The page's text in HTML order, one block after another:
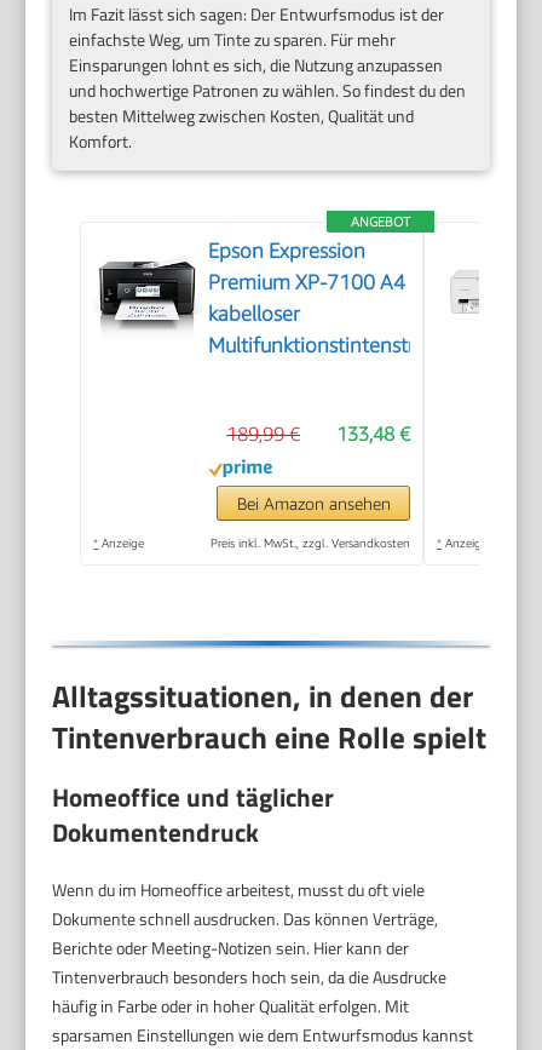
Im Fazit lässt sich sagen: Der Entwurfsmodus ist der
einfachste Weg, um Tinte zu sparen. Für mehr
Einsparungen lohnt es sich, die Nutzung anzupassen
und hochwertige Patronen zu wählen. So findest du den
besten Mittelweg zwischen Kosten, Qualität und
Komfort.
ANGEBOT
Epson Expression
Premium XP-7100 A4
kabelloser
Multifunktionstintenstrahldrucker
133,48 €
189,99 €
Bei Amazon ansehen
* Anzeige Preis inkl. MwSt., zzgl. Versandkosten * Anzeige
Alltagssituationen, in denen der
Tintenverbrauch eine Rolle spielt
Homeoffice und täglicher
Dokumentendruck
Wenn du im Homeoffice arbeitest, musst du oft viele
Dokumente schnell ausdrucken. Das können Verträge,
Berichte oder Meeting-Notizen sein. Hier kann der
Tintenverbrauch besonders hoch sein, da die Ausdrucke
häufig in Farbe oder in hoher Qualität erfolgen. Mit
sparsamen Einstellungen wie dem Entwurfsmodus kannst